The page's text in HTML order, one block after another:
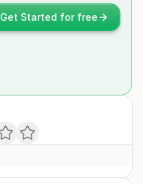
Get Started for free